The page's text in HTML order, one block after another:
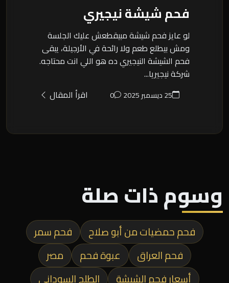
فحم شيشة نيجيري
لو عايز فحم شيشة مبيقطعش عليك الجلسة
ومش بيطلع طعم ولا رائحة في الأرجيلة، يبقى
فحم الشيشة النيجيري ده هو اللي انت محتاجه.
شركة نيجيريا...
25 ديسمبر 2025 0 اقرأ المقال
وسوم ذات صلة
فحم حمضيات من أبو صلاح
فحم سمر
فحم العراق
عبوة فحم
مصر
أسعار فحم الشيشة
الطلح السوداني